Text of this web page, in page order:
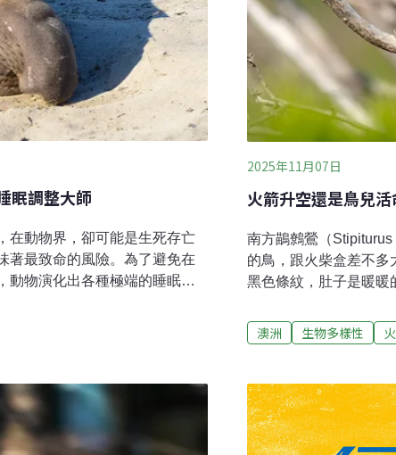
眠調整大師
在動物界，卻可能是生死存亡
著最致命的風險。為了避免在
動物演化出各種極端的睡眠方
過去，科學家只能以動物靜
在為動物設計的微型追蹤
中睡到「翻過去」身體圓滾
Seal），堪稱「睡眠調整
，懶洋洋曬太陽的哺乳動物，
覓食的七個月中，北象鼻海豹
2025年11月07日
火箭升空還是鳥兒
南方鶓鷯鶯（
的鳥，跟火柴盒差不
黑色條紋，肚子是暖暖
動。保育人士擔心，甫
更加破碎。飛不高也跳
危。其中，在艾爾半
分散的棲地，威爾斯灣
批准「南方發射」（
澳洲 生物多樣性